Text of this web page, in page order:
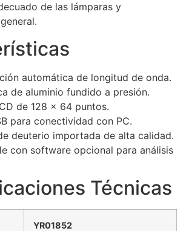
de las lámparas y
automática de longitud de onda.
de aluminio fundido a presión.
de 128 x 64 puntos.
para conectividad con PC.
deuterio importada de alta calidad.
con software opcional para análisis
Técnicas
YR01852